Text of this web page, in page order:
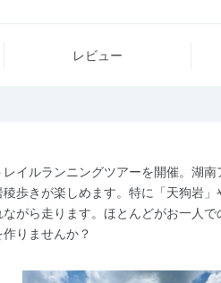
レビュー
イルランニングツアーを開催。湖
歩きが楽しめます。特に「天狗岩
がら走ります。ほとんどがお一人
りませんか？